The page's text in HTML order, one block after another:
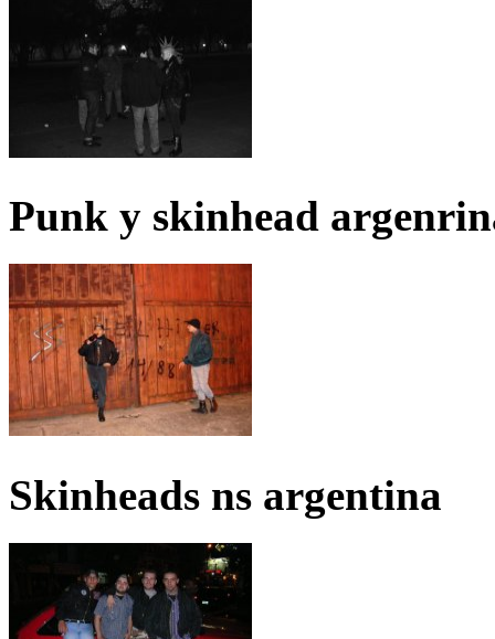
Punk y skinhead
Skinheads ns argentina